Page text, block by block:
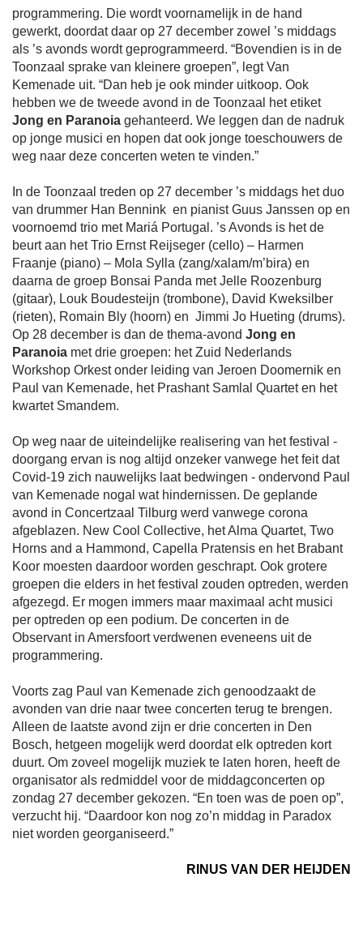
programmering. Die wordt voornamelijk in de hand
gewerkt, doordat daar op 27 december zowel ’s middags
als ’s avonds wordt geprogrammeerd. “Bovendien is in de
Toonzaal sprake van kleinere groepen”, legt Van
Kemenade uit. “Dan heb je ook minder uitkoop. Ook
hebben we de tweede avond in de Toonzaal het etiket
Jong en Paranoia gehanteerd. We leggen dan de nadruk
op jonge musici en hopen dat ook jonge toeschouwers de
weg naar deze concerten weten te vinden.”
In de Toonzaal treden op 27 december ’s middags het duo
van drummer Han Bennink en pianist Guus Janssen op en
voornoemd trio met Mariá Portugal. ’s Avonds is het de
beurt aan het Trio Ernst Reijseger (cello) – Harmen
Fraanje (piano) – Mola Sylla (zang/xalam/m’bira) en
daarna de groep Bonsai Panda met Jelle Roozenburg
(gitaar), Louk Boudesteijn (trombone), David Kweksilber
(rieten), Romain Bly (hoorn) en Jimmi Jo Hueting (drums).
Op 28 december is dan de thema-avond Jong en
Paranoia met drie groepen: het Zuid Nederlands
Workshop Orkest onder leiding van Jeroen Doomernik en
Paul van Kemenade, het Prashant Samlal Quartet en het
kwartet Smandem.
Op weg naar de uiteindelijke realisering van het festival -
doorgang ervan is nog altijd onzeker vanwege het feit dat
Covid-19 zich nauwelijks laat bedwingen - ondervond Paul
van Kemenade nogal wat hindernissen. De geplande
avond in Concertzaal Tilburg werd vanwege corona
afgeblazen. New Cool Collective, het Alma Quartet, Two
Horns and a Hammond, Capella Pratensis en het Brabant
Koor moesten daardoor worden geschrapt. Ook grotere
groepen die elders in het festival zouden optreden, werden
afgezegd. Er mogen immers maar maximaal acht musici
per optreden op een podium. De concerten in de
Observant in Amersfoort verdwenen eveneens uit de
programmering.
Voorts zag Paul van Kemenade zich genoodzaakt de
avonden van drie naar twee concerten terug te brengen.
Alleen de laatste avond zijn er drie concerten in Den
Bosch, hetgeen mogelijk werd doordat elk optreden kort
duurt. Om zoveel mogelijk muziek te laten horen, heeft de
organisator als redmiddel voor de middagconcerten op
zondag 27 december gekozen. “En toen was de poen op”,
verzucht hij. “Daardoor kon nog zo’n middag in Paradox
niet worden georganiseerd.”
RINUS VAN DER HEIJDEN